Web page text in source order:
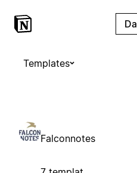
Templates
Falconnotes